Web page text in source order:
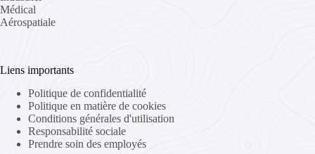
Médical
Aérospatiale
Liens importants
Politique de confidentialité
Politique en matière de cookies
Conditions générales d'utilisation
Responsabilité sociale
Prendre soin des employés